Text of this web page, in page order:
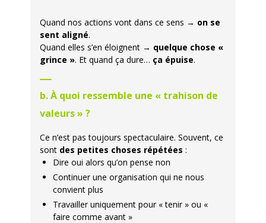
Quand nos actions vont dans ce sens → on se
sent aligné.
Quand elles s’en éloignent → quelque chose «
grince ». Et quand ça dure… ça épuise.
b. À quoi ressemble une « trahison de
valeurs » ?
Ce n’est pas toujours spectaculaire. Souvent, ce
sont des petites choses répétées :
Dire oui alors qu’on pense non
Continuer une organisation qui ne nous
convient plus
Travailler uniquement pour « tenir » ou «
faire comme avant »